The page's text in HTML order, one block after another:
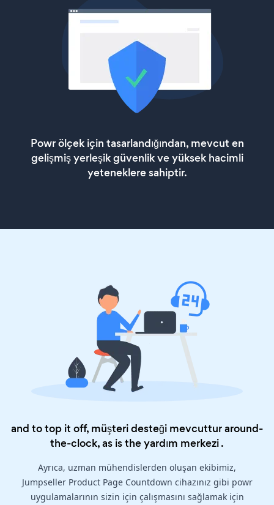
Powr ölçek için tasarlandığından, mevcut en
gelişmiş yerleşik güvenlik ve yüksek hacimli
yeteneklere sahiptir.
and to top it off, müşteri desteği mevcuttur around-
the-clock, as is theyardım merkezi.
Ayrıca, uzman mühendislerden oluşan ekibimiz,
Jumpseller Product Page Countdown cihazınız gibi powr
uygulamalarının sizin için çalışmasını sağlamak için